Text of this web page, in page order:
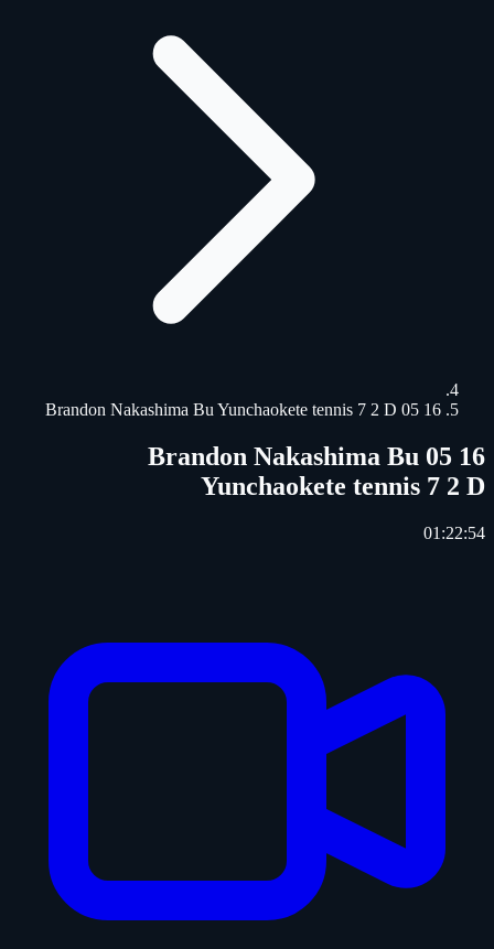
16 05 Brandon Nakashima Bu Yunchaokete tennis 7 2 D
16 05 Brandon Nakashima Bu
Yunchaokete tennis 7 2 D
01:22:54